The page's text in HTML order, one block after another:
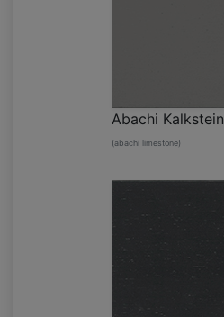
Abachi Kalkstein
(abachi limestone)